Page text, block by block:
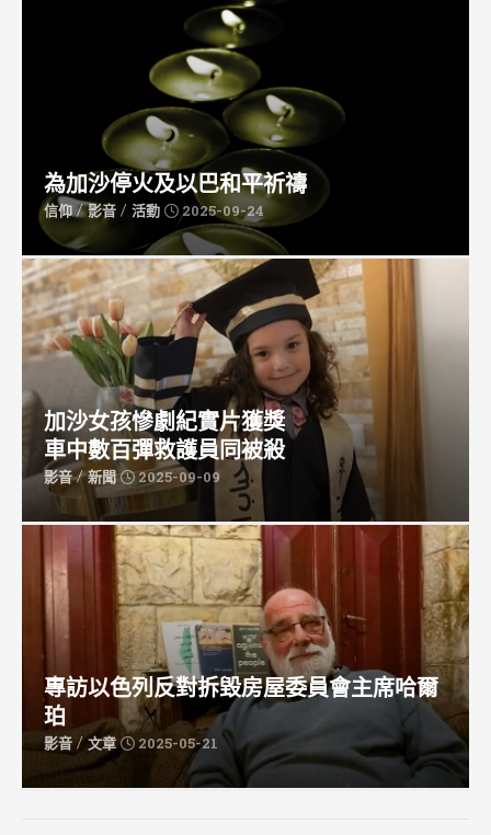
為加沙停火及以巴和平祈禱
信仰/影音 / 活動 2025-09-24
加沙女孩慘劇紀實片獲獎
車中數百彈救護員同被殺
影音/新聞 2025-09-09
專訪以色列反對拆毀房屋委員會主席哈爾
珀
影音/文章 2025-05-21